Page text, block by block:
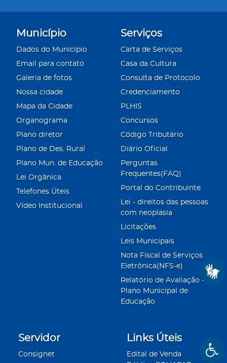
Município
Dados do Município
Email para contato
Galeria de fotos
Nossa cidade
Mapa da Cidade
Organograma
Plano diretor
Plano de Des. Rural
Plano Mun. de Educação
Lei Orgânica
Telefones Úteis
Vídeo Institucional
Serviços
Carta de Serviços
Casa da Cultura
Consulta de Protocolo
Credenciamento
PLHIS
Concursos
Código Tributário
Diário Oficial
Perguntas
Frequentes(FAQ)
Portal do Contribuinte
Lei - direitos das pessoas
com neoplasia
Licitações
Leis Municipais
Nota Fiscal de Serviços
Eletrônica(NFS-e)
Relatório de Avaliação -
Plano Municipal de
Educação
Servidor
Consignet
Links Úteis
Edital de Venda